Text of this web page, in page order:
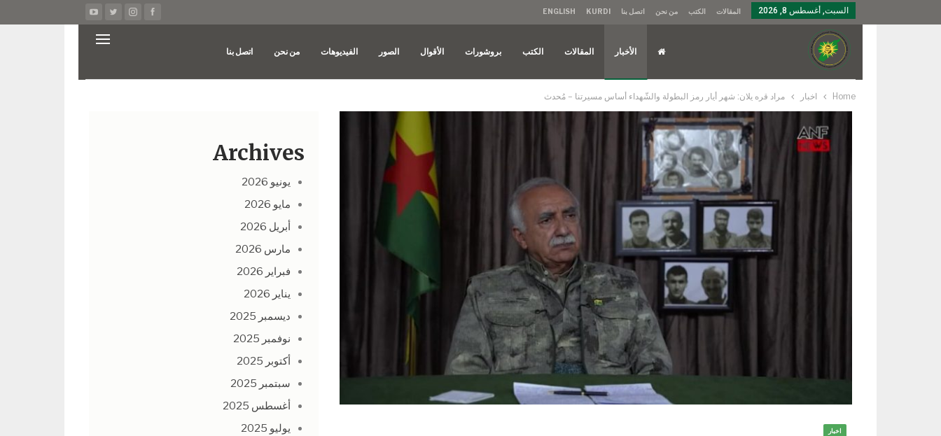
السبت, أغسطس 8, 2026 المقالات الكتب من نحن اتصل بنا KURDI
ENGLISH
الأخبار المقالات الكتب بروشورات الأقوال الصور الفيديوهات من نحن اتصل بنا
Home اخبار مراد قره يلان: شهر أيار رمز البطولة والشّهداء أساس مسيرتنا – مُحدث
اخبار
Archives
يونيو 2026
مايو 2026
أبريل 2026
مارس 2026
فبراير 2026
يناير 2026
ديسمبر 2025
نوفمبر 2025
أكتوبر 2025
سبتمبر 2025
أغسطس 2025
يوليو 2025